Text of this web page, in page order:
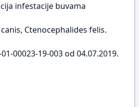
infestacije buvama
Ctenocephalides felis.
00023-19-003 od 04.07.2019.